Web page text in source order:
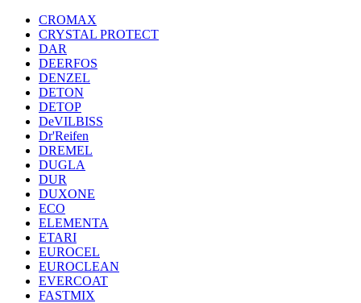
CROMAX
CRYSTAL PROTECT
DAR
DEERFOS
DENZEL
DETON
DETOP
DeVILBISS
Dr'Reifen
DREMEL
DUGLA
DUR
DUXONE
ECO
ELEMENTA
ETARI
EUROCEL
EUROCLEAN
EVERCOAT
FASTMIX